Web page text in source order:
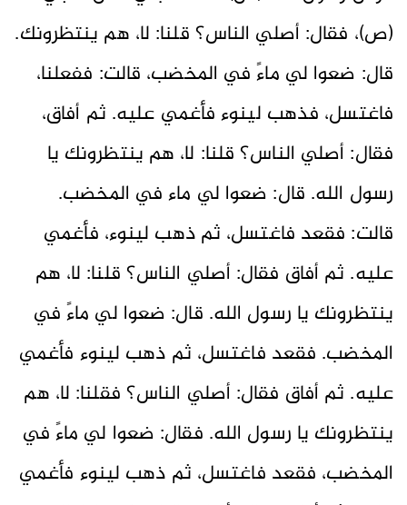
(ص)، فقال: أصلي الناس؟ قلنا: لا، هم ينتظرونك.
قال: ضعوا لي ماءً في المخضب، قالت: ففعلنا،
فاغتسل، فذهب لينوء فأغمي عليه. ثم أفاق،
فقال: أصلي الناس؟ قلنا: لا، هم ينتظرونك يا
رسول الله. قال: ضعوا لي ماء في المخضب.
قالت: فقعد فاغتسل، ثم ذهب لينوء، فأغمي
عليه. ثم أفاق فقال: أصلي الناس؟ قلنا: لا، هم
ينتظرونك يا رسول الله. قال: ضعوا لي ماءً في
المخضب. فقعد فاغتسل، ثم ذهب لينوء فأغمي
عليه. ثم أفاق فقال: أصلي الناس؟ فقلنا: لا، هم
ينتظرونك يا رسول الله. فقال: ضعوا لي ماءً في
المخضب، فقعد فاغتسل، ثم ذهب لينوء فأغمي